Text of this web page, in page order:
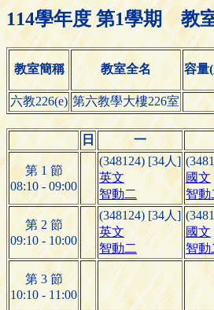
114學年度 第1學期 教
教室簡稱 教室全名 容量
六教226(e) 第六教學大樓226室
日 一
第 1 節
08:10 - 09:00
(348124) [34人]
英文
智動二
國文
智動
第 2 節
09:10 - 10:00
(348124) [34人]
英文
智動二
國文
智動
第 3 節
10:10 - 11:00